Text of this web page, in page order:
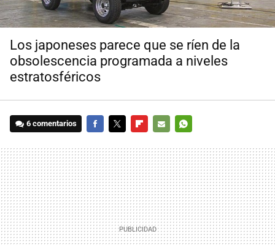
Los japoneses parece que se ríen de la
obsolescencia programada a niveles
estratosféricos
6 comentarios
MAIL